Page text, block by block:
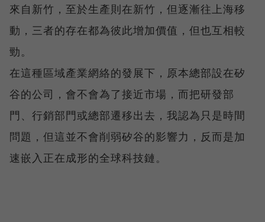
來自新竹，至於生產則在新竹，但逐漸往上海移
動，三者的存在都為彼此增加價值，但也互相較
勁。
在這種區域產業網絡的發展下，原本總部設在矽
谷的公司，會不會為了接近市場，而把研發部
門、行銷部門或總部遷移出去，我認為只是時間
問題，但這並不會削弱矽谷的影響力，反而是加
速嵌入正在成形的全球科技鏈。